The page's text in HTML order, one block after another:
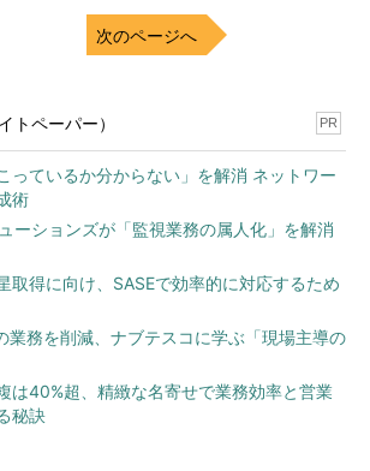
次のページへ
トペーパー） PR
っているか分からない」を解消 ネットワー
術
ーションズが「監視業務の属人化」を解消
取得に向け、SASEで効率的に対応するため
業務を削減、ナブテスコに学ぶ「現場主導の
は40%超、精緻な名寄せで業務効率と営業
秘訣